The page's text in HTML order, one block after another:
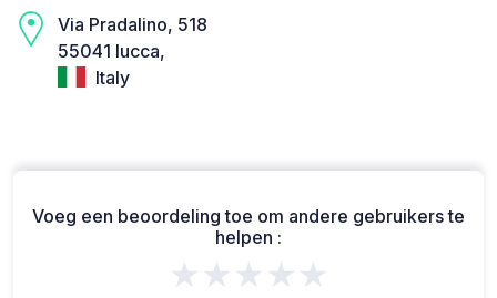
Via Pradalino, 518
55041 lucca,
Italy
Voeg een beoordeling toe om andere gebruikers te
helpen :
★★★★★